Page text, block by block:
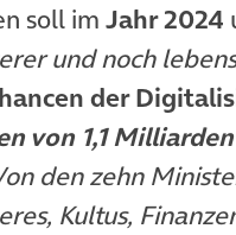
soll imJahr 2024
und noch
der
von 1,1
den zehn
Kultus,